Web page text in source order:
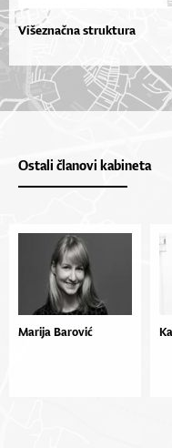
Višeznačna struktura
Ostali članovi kabineta
Marija Barović